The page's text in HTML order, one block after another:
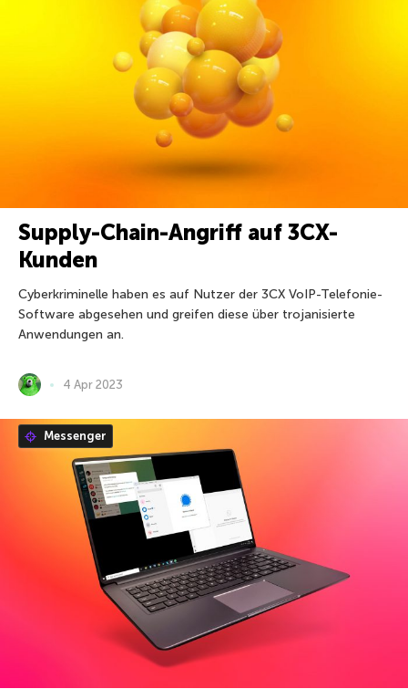
Supply-Chain-Angriff auf 3CX-
Kunden
Cyberkriminelle haben es auf Nutzer der 3CX VoIP-Telefonie-
Software abgesehen und greifen diese über trojanisierte
Anwendungen an.
4 Apr 2023
Messenger